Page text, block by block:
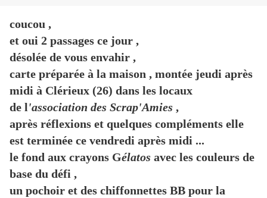
coucou ,
et oui 2 passages ce jour ,
désolée de vous envahir ,
carte préparée à la maison , montée jeudi après
midi à Clérieux (26) dans les locaux
de l'association des Scrap'Amies ,
après réflexions et quelques compléments elle
est terminée ce vendredi après midi ...
le fond aux crayons Gélatos avec les couleurs de
base du défi ,
un pochoir et des chiffonnettes BB pour la